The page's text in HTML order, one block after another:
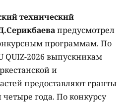
технический
предусмотрел
программам. По
QUIZ-2026 выпускникам
и
предоставляют гранты
года. По конкурсу